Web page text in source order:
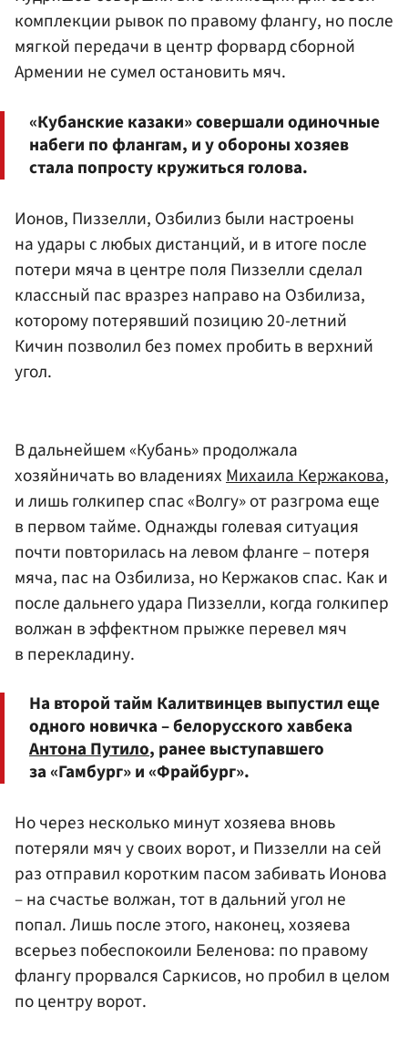
комплекции рывок по правому флангу, но после
мягкой передачи в центр форвард сборной
Армении не сумел остановить мяч.
«Кубанские казаки» совершали одиночные
набеги по флангам, и у обороны хозяев
стала попросту кружиться голова.
Ионов, Пиззелли, Озбилиз были настроены
на удары с любых дистанций, и в итоге после
потери мяча в центре поля Пиззелли сделал
классный пас вразрез направо на Озбилиза,
которому потерявший позицию 20-летний
Кичин позволил без помех пробить в верхний
угол.
В дальнейшем «Кубань» продолжала
хозяйничать во владениях Михаила Кержакова,
и лишь голкипер спас «Волгу» от разгрома еще
в первом тайме. Однажды голевая ситуация
почти повторилась на левом фланге – потеря
мяча, пас на Озбилиза, но Кержаков спас. Как и
после дальнего удара Пиззелли, когда голкипер
волжан в эффектном прыжке перевел мяч
в перекладину.
На второй тайм Калитвинцев выпустил еще
одного новичка – белорусского хавбека
Антона Путило, ранее выступавшего
за «Гамбург» и «Фрайбург».
Но через несколько минут хозяева вновь
потеряли мяч у своих ворот, и Пиззелли на сей
раз отправил коротким пасом забивать Ионова
– на счастье волжан, тот в дальний угол не
попал. Лишь после этого, наконец, хозяева
всерьез побеспокоили Беленова: по правому
флангу прорвался Саркисов, но пробил в целом
по центру ворот.